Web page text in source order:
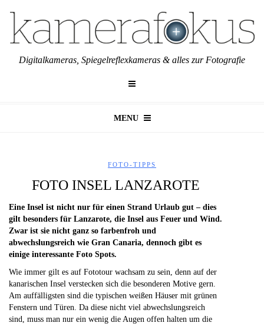
Digitalkameras, Spiegelreflexkameras & alles zur Fotografie
MENU
FOTO-TIPPS
FOTO INSEL LANZAROTE
Eine Insel ist nicht nur für einen Strand Urlaub gut – dies
gilt besonders für Lanzarote, die Insel aus Feuer und Wind.
Zwar ist sie nicht ganz so farbenfroh und
abwechslungsreich wie Gran Canaria, dennoch gibt es
einige interessante Foto Spots.
Wie immer gilt es auf Fototour wachsam zu sein, denn auf der
kanarischen Insel verstecken sich die besonderen Motive gern.
Am auffälligsten sind die typischen weißen Häuser mit grünen
Fenstern und Türen. Da diese nicht viel abwechslungsreich
sind, muss man nur ein wenig die Augen offen halten um die